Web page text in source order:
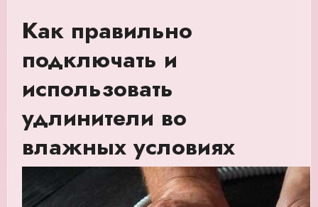
Как правильно
подключать и
использовать
удлинители во
влажных условиях